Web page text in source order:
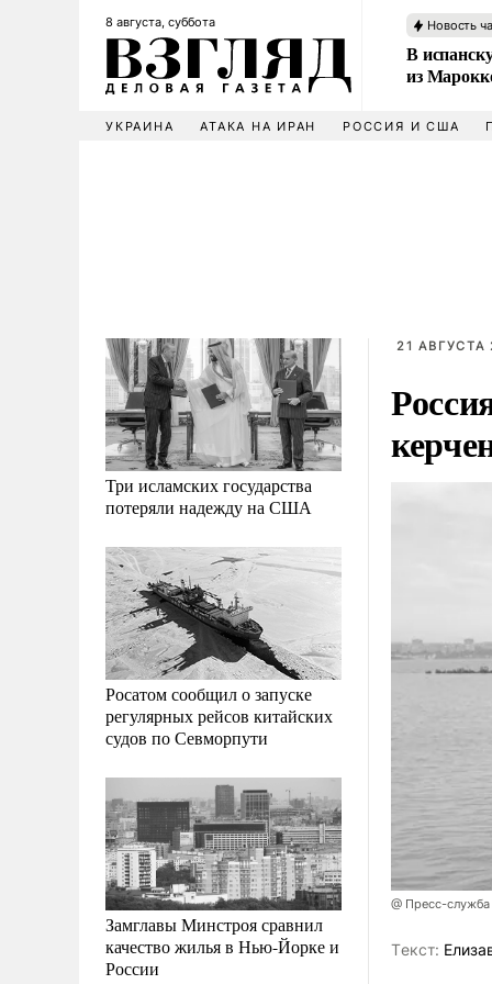
8 августа, суббота Новость
В
из
УКРАИНА АТАКА НА ИРАН РОССИЯ И США
Три исламских государства
потеряли надежду на США
Росатом сообщил о запуске
регулярных рейсов китайских
судов по Севморпути
Замглавы Минстроя сравнил
качество жилья в Нью-Йорке и
России
21
@ Пресс-
Tекст: